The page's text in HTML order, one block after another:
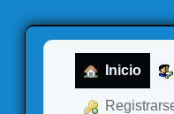
Inicio